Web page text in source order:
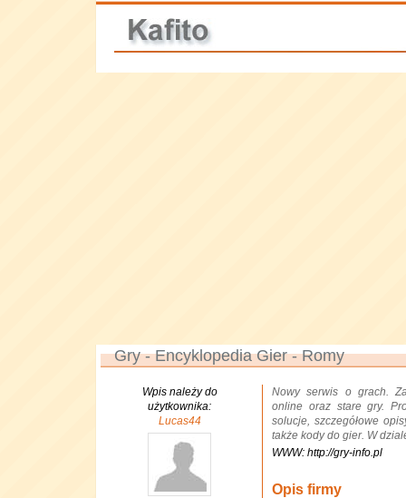
Gry - Encyklopedia Gier - Romy
Wpis należy do
użytkownika:
Lucas44
Nowy serwis o grach.
online oraz stare gry.
solucje, szczegółowe
także kody do gier. W
WWW: http://gry-info.pl
Opis firmy